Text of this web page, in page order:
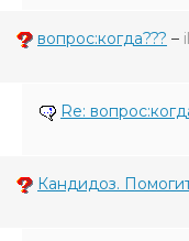
вопрос:когда??? –
Re:
Кандидоз.